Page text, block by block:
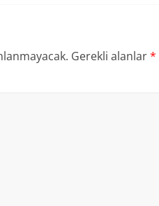
Gerekli alanlar*